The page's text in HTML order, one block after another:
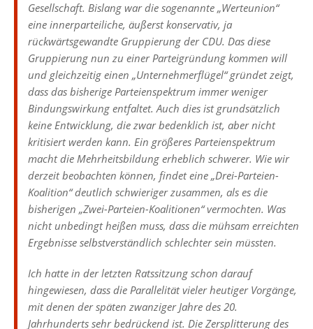
Gesellschaft. Bislang war die sogenannte „Werteunion“
eine innerparteiliche, äußerst konservativ, ja
rückwärtsgewandte Gruppierung der CDU. Das diese
Gruppierung nun zu einer Parteigründung kommen will
und gleichzeitig einen „Unternehmerflügel“ gründet zeigt,
dass das bisherige Parteienspektrum immer weniger
Bindungswirkung entfaltet. Auch dies ist grundsätzlich
keine Entwicklung, die zwar bedenklich ist, aber nicht
kritisiert werden kann. Ein größeres Parteienspektrum
macht die Mehrheitsbildung erheblich schwerer. Wie wir
derzeit beobachten können, findet eine „Drei-Parteien-
Koalition“ deutlich schwieriger zusammen, als es die
bisherigen „Zwei-Parteien-Koalitionen“ vermochten. Was
nicht unbedingt heißen muss, dass die mühsam erreichten
Ergebnisse selbstverständlich schlechter sein müssten.
Ich hatte in der letzten Ratssitzung schon darauf
hingewiesen, dass die Parallelität vieler heutiger Vorgänge,
mit denen der späten zwanziger Jahre des 20.
Jahrhunderts sehr bedrückend ist. Die Zersplitterung des